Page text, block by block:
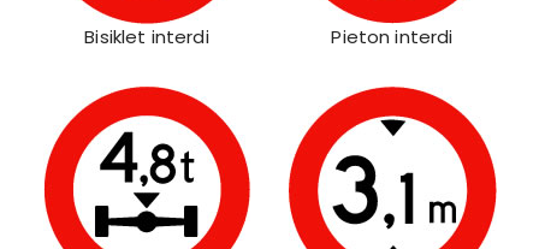
Bisiklet interdi Pieton interdi